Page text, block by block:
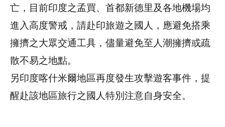
亡，目前印度之孟買、首都新德里及各地機場均
進入高度警戒，請赴印旅遊之國人，應避免搭乘
擁擠之大眾交通工具，儘量避免至人潮擁擠或疏
散不易之地點。
另印度喀什米爾地區再度發生攻擊遊客事件，提
醒赴該地區旅行之國人特別注意自身安全。